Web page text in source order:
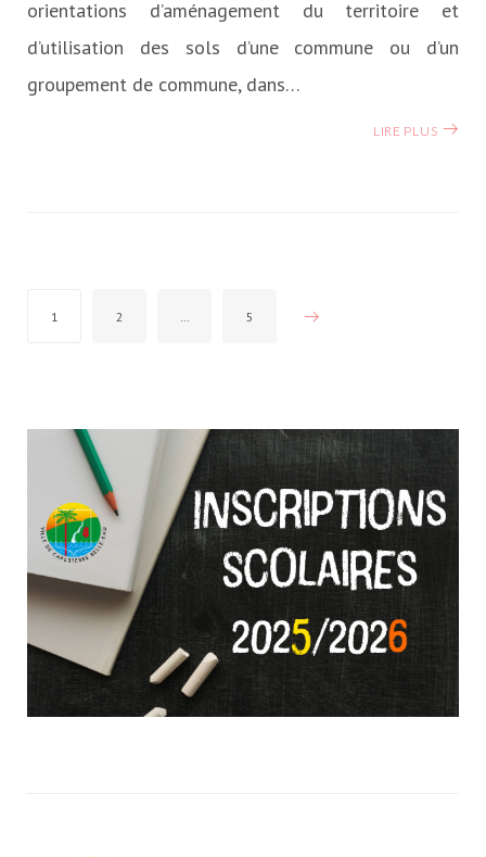
orientations d’aménagement du territoire et
d’utilisation des sols d’une commune ou d’un
groupement de commune, dans…
LIRE PLUS
des1 2 5